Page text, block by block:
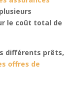
le coût total de
différents prêts,
offres de